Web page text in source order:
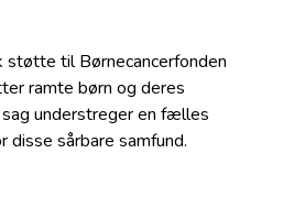
støtte til Børnecancerfonden
ramte børn og deres
understreger en fælles
sårbare samfund.